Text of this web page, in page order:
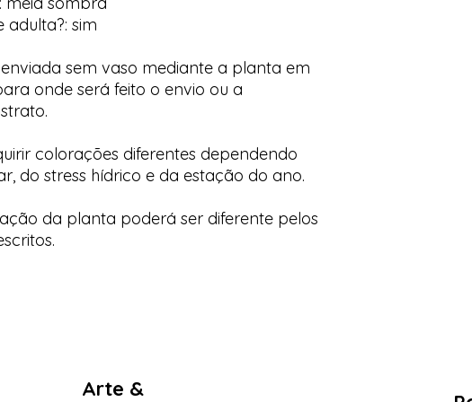
adulta?: sim
sem vaso mediante a planta em
onde será feito o envio ou a
colorações diferentes dependendo
do stress hídrico e da estação do ano.
da planta poderá ser diferente pelos
Arte &